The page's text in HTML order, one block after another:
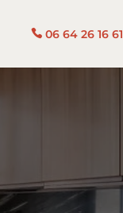
06 64 26 16 61